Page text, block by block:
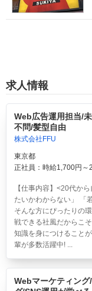
求人情報
Web広告運用担当/
不問/髪型自由
株式会社FFU
東京都
正社員：時給1,700円～
【仕事内容】<20代か
たいかわからない」 「
そんな方にぴったりの
戦できる社風だからこ
知識を身につけること
輩が多数活躍中! ...
Webマーケティン